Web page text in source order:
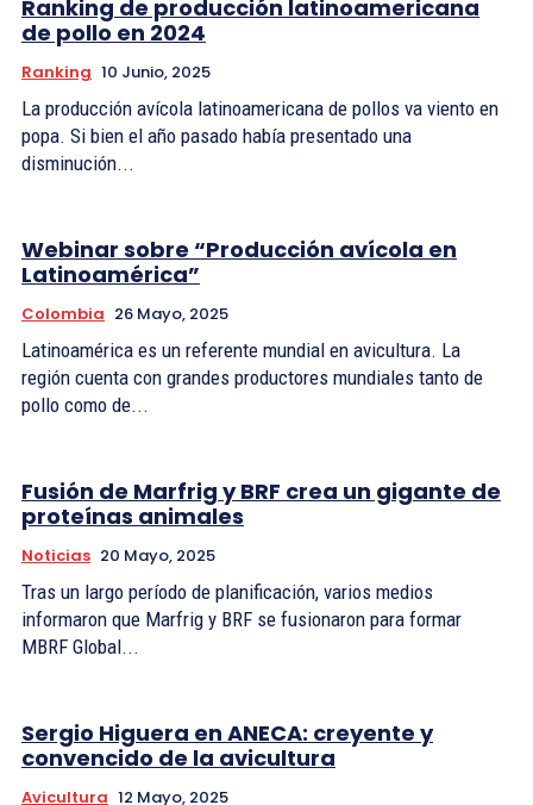
Ranking de producción latinoamericana
de pollo en 2024
Ranking 10 Junio, 2025
La producción avícola latinoamericana de pollos va viento en
popa. Si bien el año pasado había presentado una
disminución...
Webinar sobre “Producción avícola en
Latinoamérica”
Colombia 26 Mayo, 2025
Latinoamérica es un referente mundial en avicultura. La
región cuenta con grandes productores mundiales tanto de
pollo como de...
Fusión de Marfrig y BRF crea un gigante de
proteínas animales
Noticias 20 Mayo, 2025
Tras un largo período de planificación, varios medios
informaron que Marfrig y BRF se fusionaron para formar
MBRF Global...
Sergio Higuera en ANECA: creyente y
convencido de la avicultura
Avicultura 12 Mayo, 2025